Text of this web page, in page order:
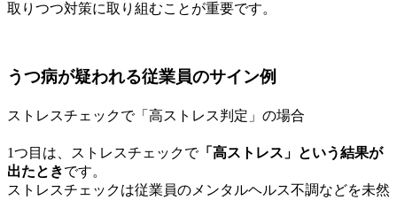
取りつつ対策に取り組むことが重要です。
うつ病が疑われる従業員のサイン例
ストレスチェックで「高ストレス判定」の場合
1つ目は、ストレスチェックで「高ストレス」という結果が
出たときです。
ストレスチェックは従業員のメンタルヘルス不調などを未然